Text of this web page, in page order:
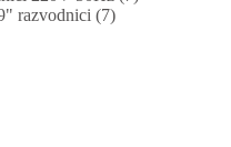
razvodnici (7)